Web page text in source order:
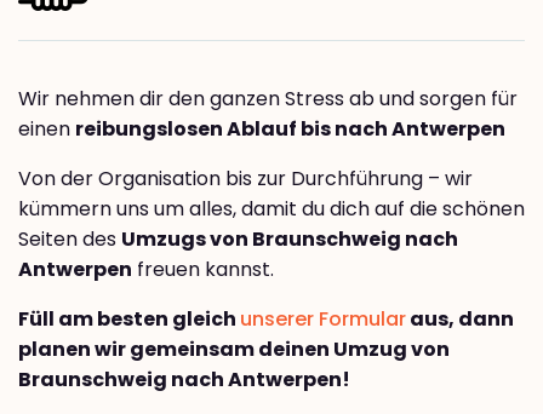
Wir nehmen dir den ganzen Stress ab und sorgen für
einen reibungslosen Ablauf bis nach Antwerpen
Von der Organisation bis zur Durchführung – wir
kümmern uns um alles, damit du dich auf die schönen
Seiten des Umzugs von Braunschweig nach
Antwerpen freuen kannst.
Füll am besten gleich unserer Formularaus, dann
planen wir gemeinsam deinen Umzug von
Braunschweig nach Antwerpen!